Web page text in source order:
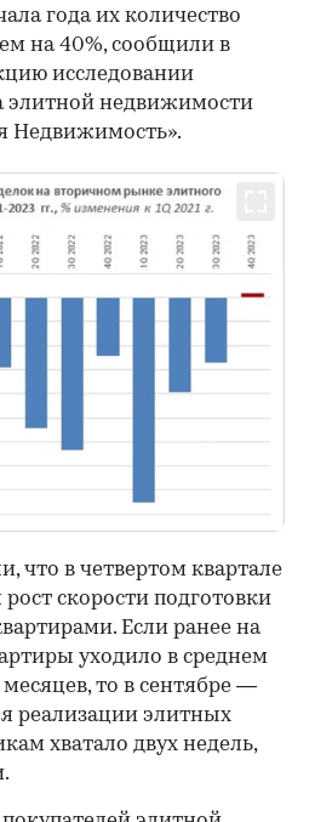
года их количество
на 40%, сообщили в
исследовании
элитной недвижимости
Недвижимость».
что в четвертом квартале
скорости подготовки
Если ранее на
уходило в среднем
то в сентябре —
реализации элитных
хватало двух недель,